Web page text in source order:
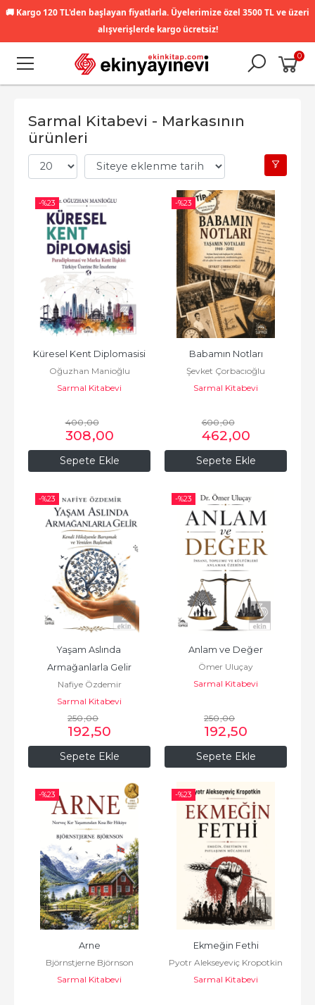
🚚 Kargo 120 TL'den başlayan fiyatlarla. Üyelerimize özel 3500 TL ve üzeri
alışverişlerde kargo ücretsiz!
0
Sarmal Kitabevi - Markasının
ürünleri
-%23
Sepete Ekle
Küresel Kent Diplomasisi
Oğuzhan Manioğlu
Sarmal Kitabevi
400,00
308,00
-%23
Sepete Ekle
Babamın Notları
Şevket Çorbacıoğlu
Sarmal Kitabevi
600,00
462,00
-%23
Sepete Ekle
Yaşam Aslında
Armağanlarla Gelir
Nafiye Özdemir
Sarmal Kitabevi
250,00
192,50
-%23
Sepete Ekle
Anlam ve Değer
Ömer Uluçay
Sarmal Kitabevi
250,00
192,50
-%23
Arne
Björnstjerne Björnson
Sarmal Kitabevi
-%23
Ekmeğin Fethi
Pyotr Alekseyeviç Kropotkin
Sarmal Kitabevi